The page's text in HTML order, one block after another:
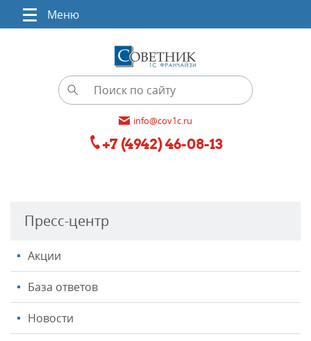
Меню
info@cov1c.ru
+7 (4942) 46-08-13
Пресс-центр
Акции
База ответов
Новости